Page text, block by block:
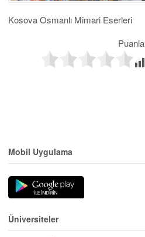
Kosova Osmanlı Mimari Eserleri
Puanla
Mobil Uygulama
Üniversiteler